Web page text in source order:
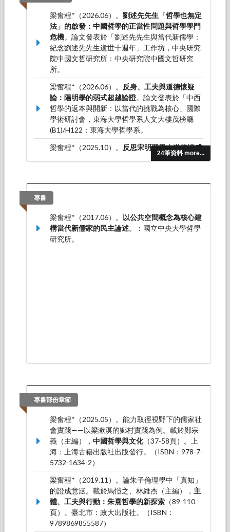
24筆資料 more...
梁奮程*（2026.06）。 劉述先先生「哲學也無定
法」的啟發：中國哲學的正當性問題與哲學學門
危機。論文發表於「劉述先先生與當代新儒學：
紀念劉述先先生逝世十週年」工作坊，中央研究
院中國文哲研究所：中央研究院中國文哲研究
所。
梁奮程*（2026.06）。
反身、工夫與道德懷疑
論：陽明學的弱式超越論證。論文發表於「中西
哲學的返本與開新：以當代的挑戰為核心」國際
學術研討會，東海大學哲學系人文大樓茂榜廳
(B1)/H122：東海大學哲學系。
梁奮程*（2025.10）。
反思宋明理學中道德情感
的論述架構：以「覺情」框架為例。論文發表於
究院明清研究推動委員會、中央大學中國文學
系、哲學研究所主辦。
梁奮程*（2025.09）。 〈論納思邦的動物尊嚴概
念〉。論文發表於第二十三屆 「紀念印順導師思
想之理論與實踐」國際學術會議，玄奘大學（新
專書
梁奮程*（2017.06）。 以公共空間概念為核心建
構當代新儒家的民主論述。：國立中央大學哲學
研究所。
專書部份章節
梁奮程*（2025.05）。能力取徑視野下的儒家社
會實踐——以梁漱溟的鄉村實踐為例。載於鄭宗
義（主編）， 中國哲學與文化（37-58頁）。上
海：上海古籍出版社出版發行。（ISBN：978-7-
5732-1634-2）
梁奮程*（2019.11）。論朱子倫理學中「真知」
的證成意涵。載於馬愷之、林維杰（主編）， 主
體、工夫與行動：朱熹哲學的新探索 （89-110
頁）。臺北市：政大出版社。（ISBN：
9789869855587）